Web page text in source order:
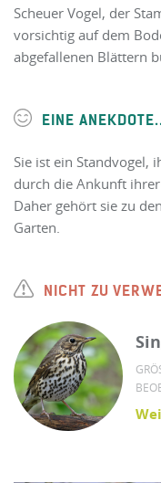
Scheuer Vogel, der
vorsichtig auf dem
abgefallenen Blättern
EINE
Sie ist ein Standvogel,
durch die Ankunft
Daher gehört sie zu
Garten.
NICHT ZU